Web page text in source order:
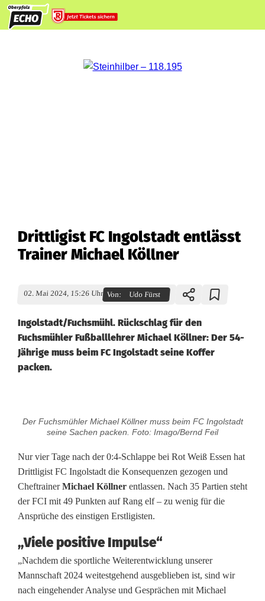
Drittligist FC Ingolstadt entlässt
Trainer Michael Köllner
02. Mai 2024, 15:26 Uhr Von: Udo Fürst
Ingolstadt/Fuchsmühl. Rückschlag für den
Fuchsmühler Fußballlehrer Michael Köllner: Der 54-
Jährige muss beim FC Ingolstadt seine Koffer
packen.
i
t
t
l
i
g
i
Der Fuchsmühler Michael Köllner muss beim FC Ingolstadt
seine Sachen packen. Foto: Imago/Bernd Feil
Nur vier Tage nach der 0:4-Schlappe bei Rot Weiß Essen hat
Drittligist FC Ingolstadt die Konsequenzen gezogen und
CheftrainerMichael Köllner entlassen. Nach 35 Partien steht
der FCI mit 49 Punkten auf Rang elf – zu wenig für die
Ansprüche des einstigen Erstligisten.
„Viele positive Impulse“
„Nachdem die sportliche Weiterentwicklung unserer
Mannschaft 2024 weitestgehend ausgeblieben ist, sind wir
nach eingehender Analyse und Gesprächen mit Michael